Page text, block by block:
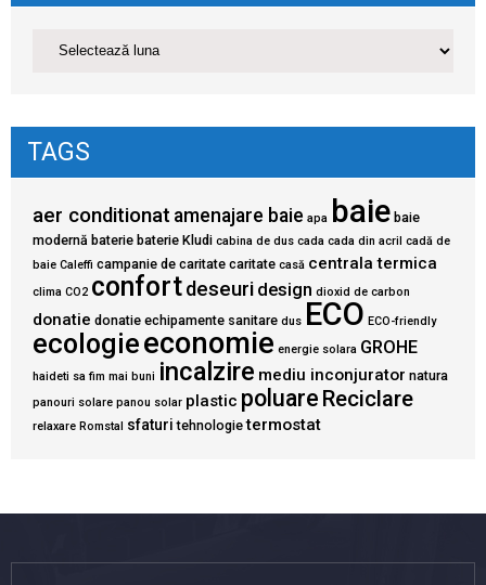
TAGS
aer conditionat amenajare baie apa baie baie
modernă baterie baterie Kludi cabina de dus cada cada din acril cadă de
baie Caleffi campanie de caritate caritate casă centrala termica
clima CO2 confortdeseuri design dioxid de carbon
donatie donatie echipamente sanitare dus ECO ECO-friendly
ecologieeconomie energie solara GROHE
haideti sa fim mai buni incalzire mediu inconjurator natura
panouri solare panou solar plastic poluare Reciclare
relaxare Romstal sfaturi tehnologie termostat